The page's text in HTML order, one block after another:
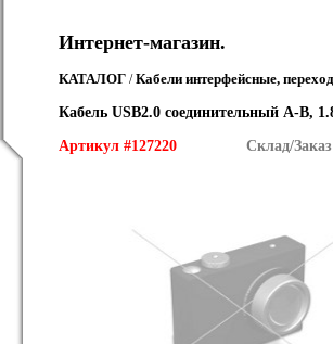
Интернет-магазин.
КАТАЛОГ /Кабели интерфейсные,
Кабель USB2.0 соединительный A-B,
Артикул #127220
Склад/